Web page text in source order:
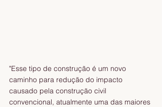
"Esse tipo de construção é um novo
caminho para redução do impacto
causado pela construção civil
convencional, atualmente uma das maiores